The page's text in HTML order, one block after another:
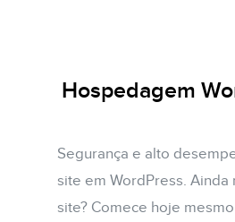
Hospedagem
Segurança e alto
site em WordPress. Ainda
site? Comece hoje